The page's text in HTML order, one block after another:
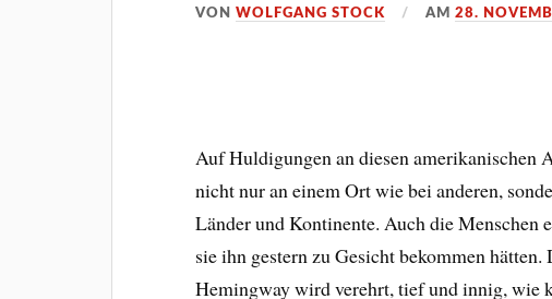
VONWOLFGANG STOCK AM28.
Auf Huldigungen an diesen amerikanischen
nicht nur an einem Ort wie bei anderen,
Länder und Kontinente. Auch die Menschen
sie ihn gestern zu Gesicht bekommen
Hemingway wird verehrt, tief und innig, wie